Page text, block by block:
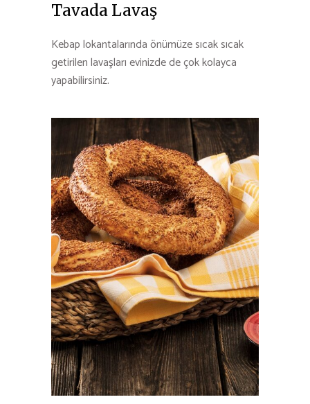
Tavada Lavaş
Kebap lokantalarında önümüze sıcak sıcak
getirilen lavaşları evinizde de çok kolayca
yapabilirsiniz.